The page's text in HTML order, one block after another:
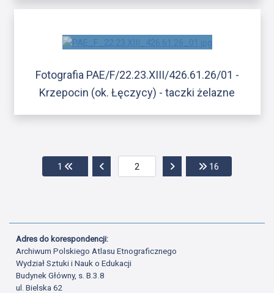
Fotografia PAE/F/22.23.XIII/426.61.26/01 -
Krzepocin (ok. Łęczycy) - taczki żelazne
1 Przejdź do pierwszej strony
Przejdź do poprzedniej strony
Przejdź do następnej
16
Adres do korespondencji:
Archiwum Polskiego Atlasu Etnograficznego
Wydział Sztuki i Nauk o Edukacji
Budynek Główny, s. B.3.8
ul. Bielska 62